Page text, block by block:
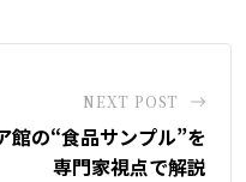
NEXT POST
館の“食品サンプル”を
専門家視点で解説